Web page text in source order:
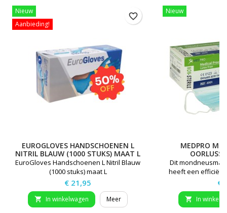
Nieuw
Aanbieding!
EUROGLOVES HANDSCHOENEN L
NITRIL BLAUW (1000 STUKS) MAAT L
EuroGloves Handschoenen L Nitril Blauw
(1000 stuks) maat L
Prijs
€ 21,95
 In winkelwagen Meer
favorite_border
Nieuw
MEDPRO
Dit
heeft een
tegen deeltjes die
worden. Dit
druppels vrij
andere praten,
€
 In